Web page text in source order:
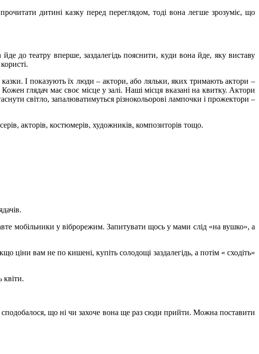
дитині казку перед переглядом, тоді вона легше зрозуміє, що
до театру вперше, заздалегідь пояснити, куди вона йде, яку виставу
І показують їх люди – актори, або ляльки, яких тримають актори –
глядач має своє місце у залі. Наші місця вказані на квитку. Актори
світло, запалюватимуться різнокольорові лампочки і прожектори –
акторів, костюмерів, художників, композиторів тощо.
мобільники у віброрежим. Запитувати щось у мами слід «на вушко», а
ціни вам не по кишені, купіть солодощі заздалегідь, а потім « сходіть»
що ні чи захоче вона ще раз сюди прийти. Можна поставити